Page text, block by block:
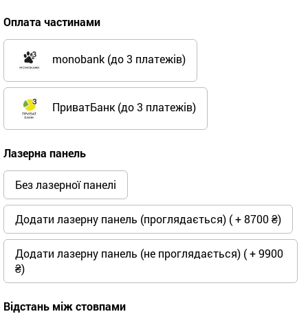
Оплата частинами
monobank (до 3 платежів)
ПриватБанк (до 3 платежів)
Лазерна панель
Без лазерної панелі
Додати лазерну панель (проглядається) ( + 8700 ₴)
Додати лазерну панель (не проглядається) ( + 9900
₴)
Відстань між стовпами